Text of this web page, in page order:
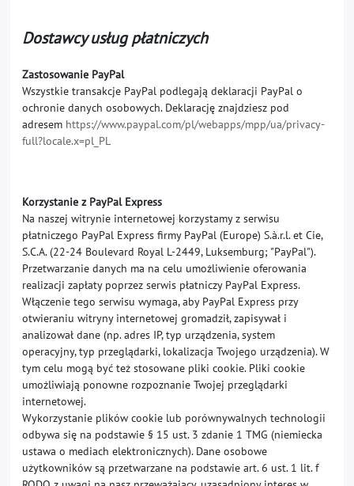
Dostawcy usług płatniczych
Zastosowanie PayPal
Wszystkie transakcje PayPal podlegają deklaracji PayPal o
ochronie danych osobowych. Deklarację znajdziesz pod
adresem https://www.paypal.com/pl/webapps/mpp/ua/privacy-
full?locale.x=pl_PL
Korzystanie z PayPal Express
Na naszej witrynie internetowej korzystamy z serwisu
płatniczego PayPal Express firmy PayPal (Europe) S.à.r.l. et Cie,
S.C.A. (22-24 Boulevard Royal L-2449, Luksemburg; "PayPal").
Przetwarzanie danych ma na celu umożliwienie oferowania
realizacji zapłaty poprzez serwis płatniczy PayPal Express.
Włączenie tego serwisu wymaga, aby PayPal Express przy
otwieraniu witryny internetowej gromadził, zapisywał i
analizował dane (np. adres IP, typ urządzenia, system
operacyjny, typ przeglądarki, lokalizacja Twojego urządzenia). W
tym celu mogą być też stosowane pliki cookie. Pliki cookie
umożliwiają ponowne rozpoznanie Twojej przeglądarki
internetowej.
Wykorzystanie plików cookie lub porównywalnych technologii
odbywa się na podstawie § 15 ust. 3 zdanie 1 TMG (niemiecka
ustawa o mediach elektronicznych). Dane osobowe
użytkowników są przetwarzane na podstawie art. 6 ust. 1 lit. f